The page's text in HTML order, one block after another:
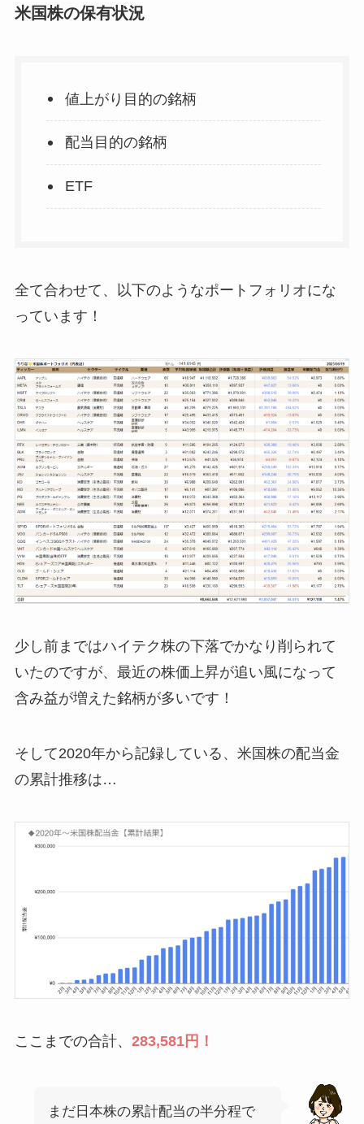
米国株の保有状況
値上がり目的の銘柄
配当目的の銘柄
ETF
全て合わせて、以下のようなポートフォリオにな
っています！
少し前まではハイテク株の下落でかなり削られて
いたのですが、最近の株価上昇が追い風になって
含み益が増えた銘柄が多いです！
そして2020年から記録している、米国株の配当金
の累計推移は…
ここまでの合計、 283,581円！
まだ日本株の累計配当の半分程で